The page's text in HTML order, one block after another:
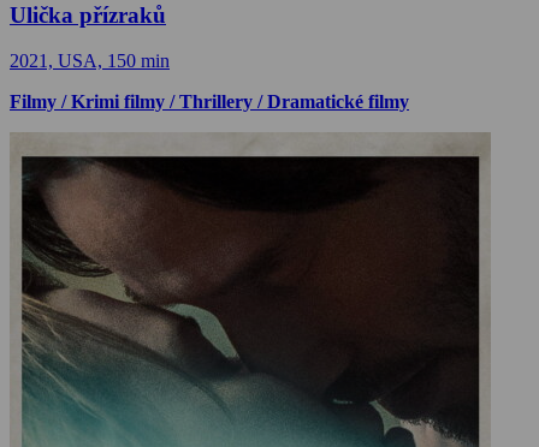
Ulička přízraků
2021, USA, 150 min
Filmy / Krimi filmy / Thrillery / Dramatické filmy